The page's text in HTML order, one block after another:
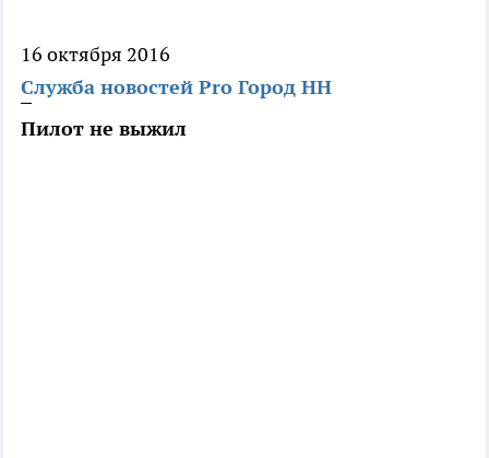
16 октября 2016
Служба новостей Pro Город НН
Пилот не выжил